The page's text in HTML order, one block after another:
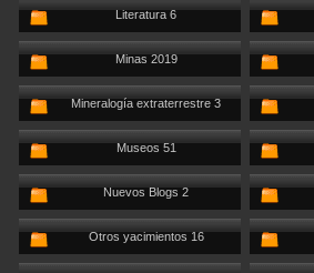
Literatura 6
Minas 2019
Mineralogía extraterrestre 3
Museos 51
Nuevos Blogs 2
Otros yacimientos 16